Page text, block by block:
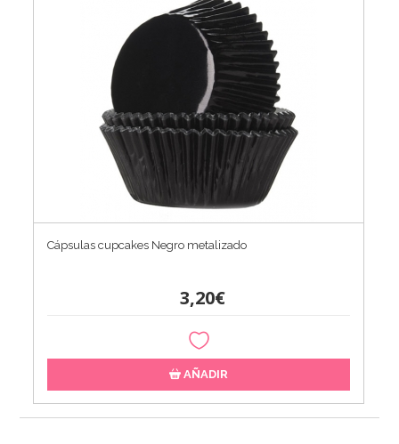
Cápsulas cupcakes Negro metalizado
3,20€
AÑADIR